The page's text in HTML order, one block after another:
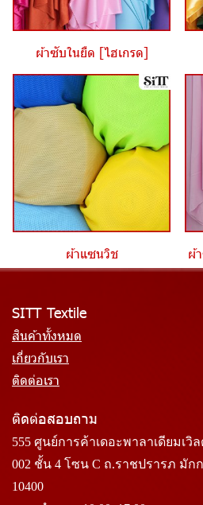
ผ้าซับในยืด [ไฮเกรด]
ผ้าแซนวิช ผ้
SITT Textile
สินค้าทั้งหมด
เกี่ยวกับเรา
ติดต่อเรา
ติดต่อสอบถาม
555 ศูนย์การค้าเดอะพาลาเดียมเวิ
002 ชั้น 4 โซน C ถ.ราชปรารภ มัก
10400